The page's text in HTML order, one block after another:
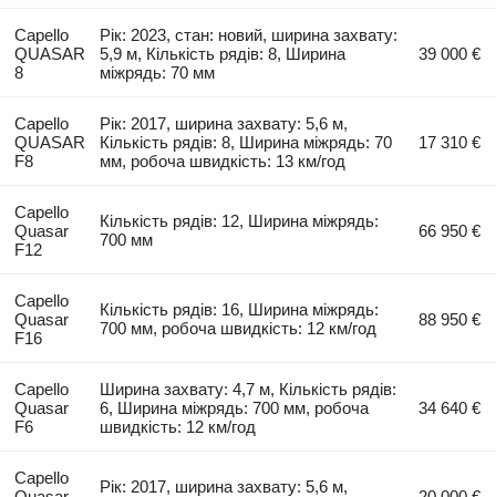
Capello
QUASAR
8
Рік: 2023, стан: новий, ширина захвату:
5,9 м, Кількість рядів: 8, Ширина
міжрядь: 70 мм
39 000 €
Capello
QUASAR
F8
Рік: 2017, ширина захвату: 5,6 м,
Кількість рядів: 8, Ширина міжрядь: 70
мм, робоча швидкість: 13 км/год
17 310 €
Capello
Quasar
F12
Кількість рядів: 12, Ширина міжрядь:
700 мм
66 950 €
Capello
Quasar
F16
Кількість рядів: 16, Ширина міжрядь:
700 мм, робоча швидкість: 12 км/год
88 950 €
Capello
Quasar
F6
Ширина захвату: 4,7 м, Кількість рядів:
6, Ширина міжрядь: 700 мм, робоча
швидкість: 12 км/год
34 640 €
Capello
Рік: 2017, ширина захвату: 5,6 м,